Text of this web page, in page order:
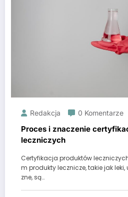
Redakcja 0 Komentarze
Proces i znaczenie
leczniczych
Certyfikacja produktów
m produkty lecznicze, takie jak
zne, są…